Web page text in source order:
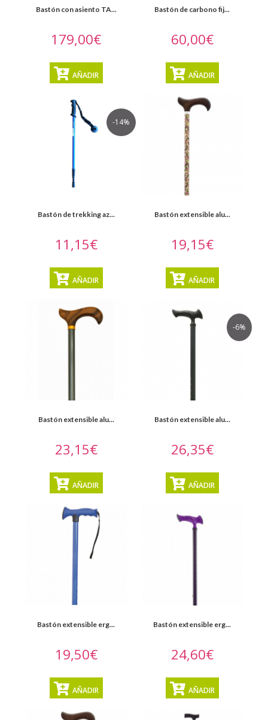
Espacio
Lloret
Promociones
Bastón con asiento TA...
179,00€
AÑADIR
Bastón de carbono fij...
60,00€
AÑADIR
-14%
Bastón de trekking az...
11,15€
AÑADIR
Bastón extensible alu...
19,15€
AÑADIR
Bastón extensible alu...
23,15€
AÑADIR
-6%
Bastón extensible alu...
26,35€
AÑADIR
Bastón extensible erg...
19,50€
AÑADIR
Bastón extensible erg...
24,60€
AÑADIR